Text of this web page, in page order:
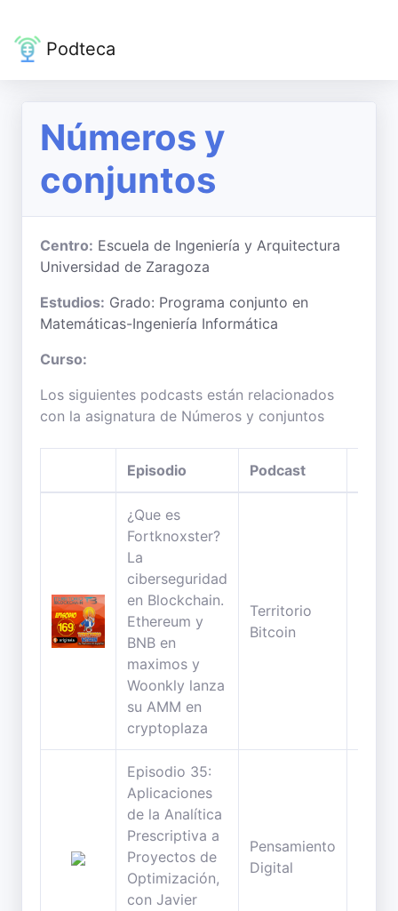
Podteca
Números y
conjuntos
Centro: Escuela de Ingeniería y Arquitectura
Universidad de Zaragoza
Estudios: Grado: Programa conjunto en
Matemáticas-Ingeniería Informática
Curso:
Los siguientes podcasts están relacionados
con la asignatura de Números y conjuntos
Episodio Podcast
¿Que es
Fortknoxster?
La
ciberseguridad
en Blockchain.
Ethereum y
BNB en
maximos y
Woonkly lanza
su AMM en
cryptoplaza
Territorio
Bitcoin
Episodio 35:
Aplicaciones
de la Analítica
Prescriptiva a
Proyectos de
Optimización,
con Javier
Pensamiento
Digital